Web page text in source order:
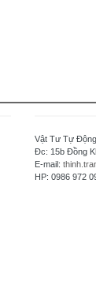
Vật Tư Tự
Đc: 15b Đồng
E-mail:
HP: 0986 972